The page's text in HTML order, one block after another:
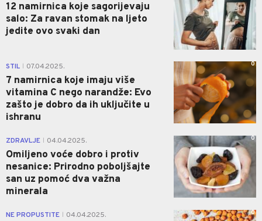
12 namirnica koje sagorijevaju
salo: Za ravan stomak na ljeto
jedite ovo svaki dan
STIL 07.04.2025.
7 namirnica koje imaju više
vitamina C nego narandže: Evo
zašto je dobro da ih uključite u
ishranu
0
ZDRAVLJE 04.04.2025.
Omiljeno voće dobro i protiv
nesanice: Prirodno poboljšajte
san uz pomoć dva važna
minerala
0
NE PROPUSTITE 04.04.2025. 0